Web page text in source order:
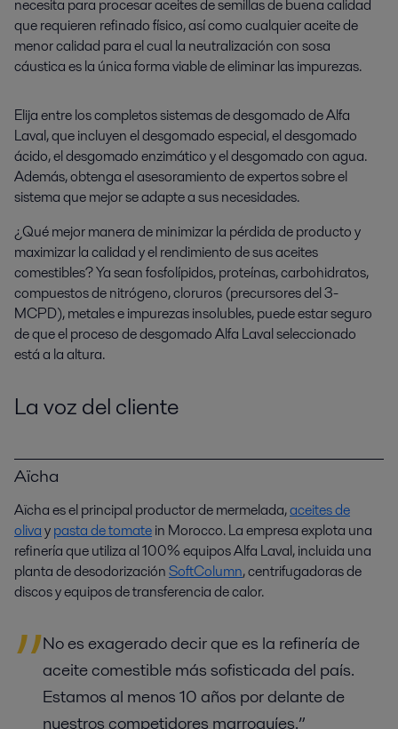
necesita para procesar aceites de semillas de buena calidad
que requieren refinado físico, así como cualquier aceite de
menor calidad para el cual la neutralización con sosa
cáustica es la única forma viable de eliminar las impurezas.
Elija entre los completos sistemas de desgomado de Alfa
Laval, que incluyen el desgomado especial, el desgomado
ácido, el desgomado enzimático y el desgomado con agua.
Además, obtenga el asesoramiento de expertos sobre el
sistema que mejor se adapte a sus necesidades.
¿Qué mejor manera de minimizar la pérdida de producto y
maximizar la calidad y el rendimiento de sus aceites
comestibles? Ya sean fosfolípidos, proteínas, carbohidratos,
compuestos de nitrógeno, cloruros (precursores del 3-
MCPD), metales e impurezas insolubles, puede estar seguro
de que el proceso de desgomado Alfa Laval seleccionado
está a la altura.
La voz del cliente
Aïcha
Aïcha es el principal productor de mermelada,aceites de
olivaypasta de tomatein Morocco. La empresa explota una
refinería que utiliza al 100% equipos Alfa Laval, incluida una
planta de desodorizaciónSoftColumn, centrifugadoras de
discos y equipos de transferencia de calor.
No es exagerado decir que es la refinería de
aceite comestible más sofisticada del país.
Estamos al menos 10 años por delante de
nuestros competidores marroquíes.”